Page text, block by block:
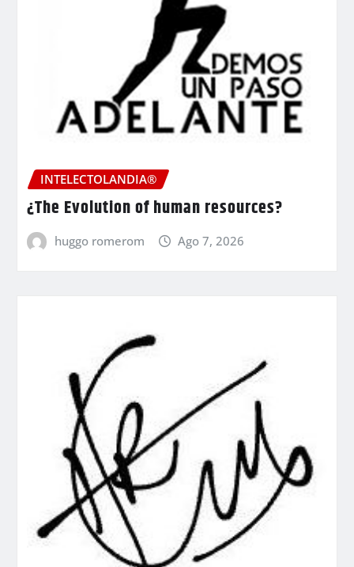
INTELECTOLANDIA®
¿The Evolution of human resources?
huggo romerom Ago 7, 2026